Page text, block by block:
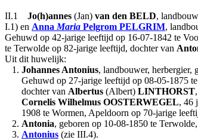
II.1 Jo(h)annes (Jan) van den BELD,
I.1) en Anna Maria Pelgrom PELGRIM,
Gehuwd op 42-jarige leeftijd op 16-07-1842 te
te Terwolde op 82-jarige leeftijd, dochter van
Uit dit huwelijk:
1. Johannes Antonius, landbouwer, herbergier,
Gehuwd op 27-jarige leeftijd op 08-05-1875
dochter van Albertus (Albert) LINTHORST
Cornelis Wilhelmus OOSTERWEGEL, 46
1908 te Wormen, Apeldoorn op 70-jarige
2. Antonia, geboren op 10-08-1850 te
3. Antonius (zie III.4).